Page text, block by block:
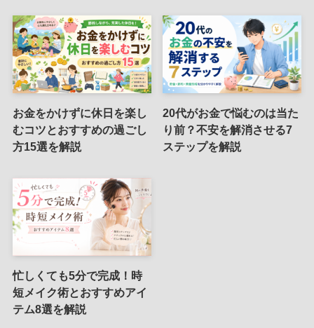
お金をかけずに休日を楽し
むコツとおすすめの過ごし
方15選を解説
20代がお金で悩むのは当た
り前？不安を解消させる7
ステップを解説
忙しくても5分で完成！時
短メイク術とおすすめアイ
テム8選を解説